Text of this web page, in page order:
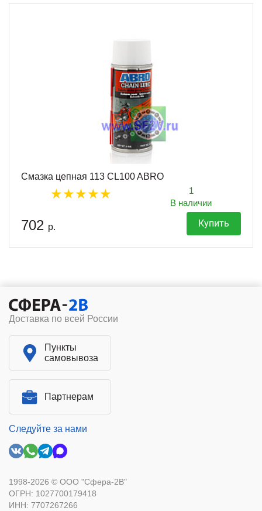
Смазка цепная 113 CL100 ABRO
1
В наличии
702 р. Купить
Доставка по всей России
Пункты
самовывоза
Партнерам
Следуйте за нами
1998-2026 © ООО "Сфера-2В"
ОГРН: 1027700179418
ИНН: 7707267266